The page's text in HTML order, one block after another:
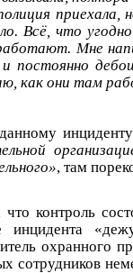
приехала,
Всё, что
Мне
постоянно
как они там
, там
контроль
инцидента
охранного
сотрудников